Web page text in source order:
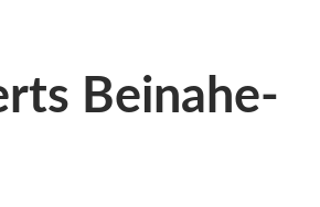
Beinahe-